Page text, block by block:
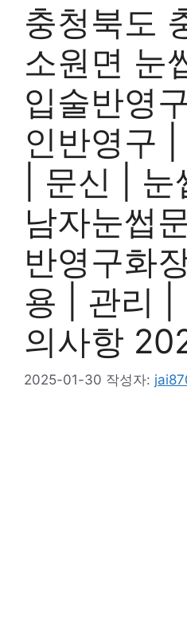
충청북도
소원면 눈
입술반영
인반영구 |
| 문신 | 눈
남자눈썹
반영구화
용 | 관리 |
의사항
2025-01-30 작성자: